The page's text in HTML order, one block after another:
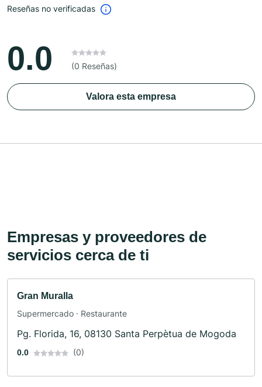
Reseñas no verificadas
0.0 (0 Reseñas)
Valora esta empresa
Empresas y proveedores de
servicios cerca de ti
Gran Muralla
Supermercado · Restaurante
Pg. Florida, 16, 08130 Santa Perpètua de Mogoda
0.0 (0)